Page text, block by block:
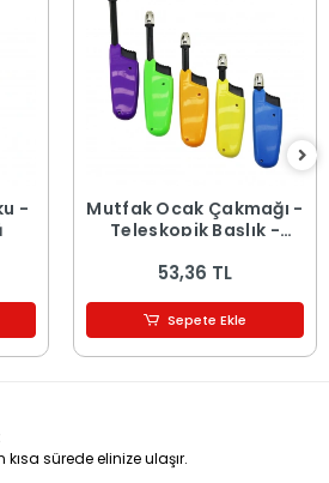
-
Mutfak Ocak Çakmağı -
Teleskopik Başlık -
53,36 TL
Sepete Ekle
kısa sürede elinize ulaşır.